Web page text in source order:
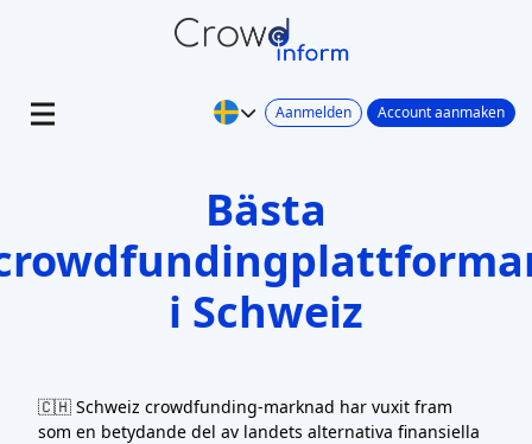
Aanmelden Account aanmaken
Bästa
i Schweiz
🇨🇭 Schweiz crowdfunding-marknad har vuxit fram
som en betydande del av landets alternativa finansiella